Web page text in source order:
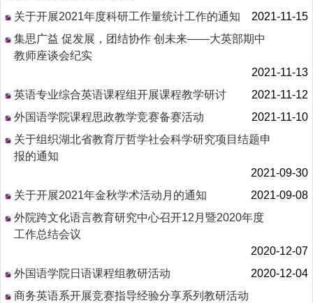
关于开展2021年度科研工作量统计工作的通知
2021-11-15
集思广益 促发展，团结协作 创未来——大英部期中
教师座谈会纪实
2021-11-13
英语专业综合英语课程组开展课程教学研讨
2021-11-12
外国语学院课程思政教学竞赛备赛活动
2021-11-10
关于组织湖北省教育厅哲学社会科学研究项目结题申
报的通知
2021-09-30
关于开展2021年金秋学术活动月的通知
2021-09-08
外院跨文化语言教育研究中心召开12月暨2020年度
工作总结会议
2020-12-07
外国语学院日语课程组教研活动
2020-12-04
商务英语系开展竞赛指导经验分享系列教研活动